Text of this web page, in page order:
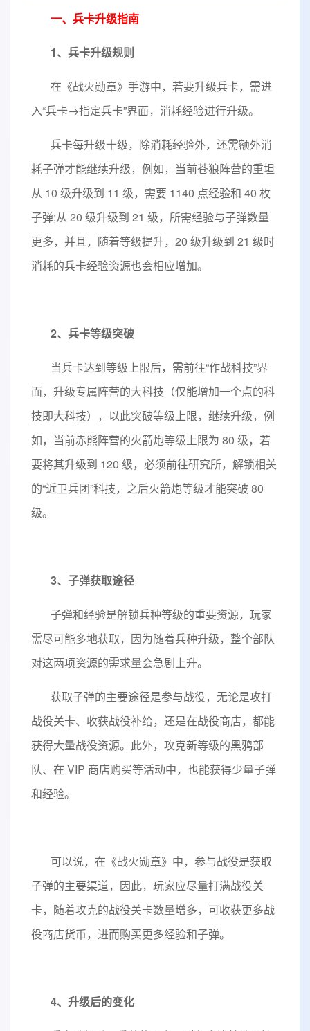
一、兵卡升级指南
1、兵卡升级规则
在《战火勋章》手游中，若要升级兵卡，需进
入“兵卡→指定兵卡”界面，消耗经验进行升级。
兵卡每升级十级，除消耗经验外，还需额外消
耗子弹才能继续升级，例如，当前苍狼阵营的重坦
从 10 级升级到 11 级，需要 1140 点经验和 40 枚
子弹;从 20 级升级到 21 级，所需经验与子弹数量
更多，并且，随着等级提升，20 级升级到 21 级时
消耗的兵卡经验资源也会相应增加。
2、兵卡等级突破
当兵卡达到等级上限后，需前往“作战科技”界
面，升级专属阵营的大科技（仅能增加一个点的科
技即大科技），以此突破等级上限，继续升级，例
如，当前赤熊阵营的火箭炮等级上限为 80 级，若
要将其升级到 120 级，必须前往研究所，解锁相关
的“近卫兵团”科技，之后火箭炮等级才能突破 80
级。
3、子弹获取途径
子弹和经验是解锁兵种等级的重要资源，玩家
需尽可能多地获取，因为随着兵种升级，整个部队
对这两项资源的需求量会急剧上升。
获取子弹的主要途径是参与战役，无论是攻打
战役关卡、收获战役补给，还是在战役商店，都能
获得大量战役资源。此外，攻克新等级的黑鸦部
队、在 VIP 商店购买等活动中，也能获得少量子弹
和经验。
可以说，在《战火勋章》中，参与战役是获取
子弹的主要渠道，因此，玩家应尽量打满战役关
卡，随着攻克的战役关卡数量增多，可收获更多战
役商店货币，进而购买更多经验和子弹。
4、升级后的变化